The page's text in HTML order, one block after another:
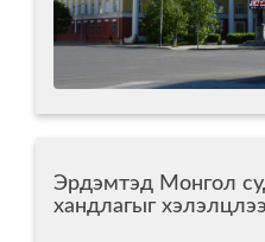
Эрдэмтэд Монгол
хандлагыг хэлэлцлээ